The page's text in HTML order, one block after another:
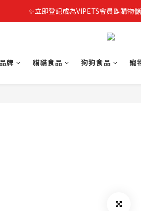
✨立即登記成為VIPETS會員📝購物
牌 貓貓食品 狗狗食品 寵